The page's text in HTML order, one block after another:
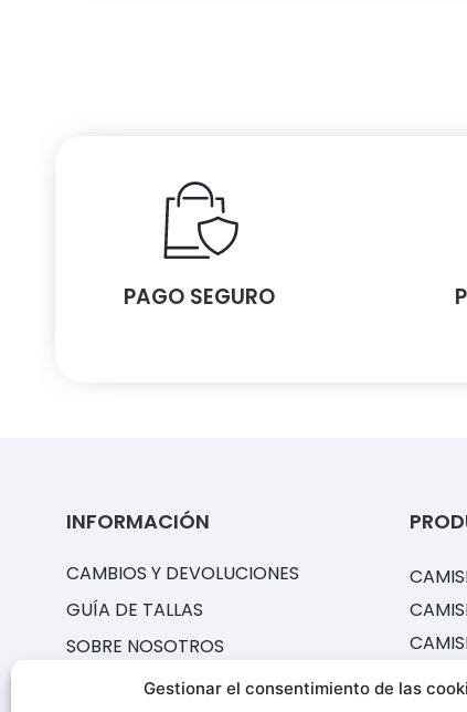
Gestionar el consentimiento de las
PAGO SEGURO
INFORMACIÓN
CAMBIOS Y DEVOLUCIONES
GUÍA DE TALLAS
SOBRE NOSOTROS
PREGUNTAS FRECUENTES